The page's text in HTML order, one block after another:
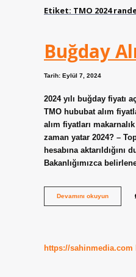
Etiket: TMO 2024
Buğday
Tarih: Eylül 7, 2024
2024 yılı buğday fiyatı
TMO hububat alım
alım fiyatları
zaman yatar 2024? –
hesabına
Bakanlığımızca
Devamını okuyunBuğday
Alım
https://sahinmedia.com